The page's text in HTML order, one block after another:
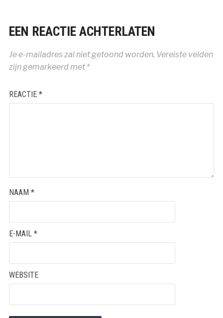
EEN REACTIE ACHTERLATEN
Je e-mailadres zal niet getoond worden. Vereiste velden
zijn gemarkeerd met *
REACTIE *
NAAM *
E-MAIL *
WEBSITE